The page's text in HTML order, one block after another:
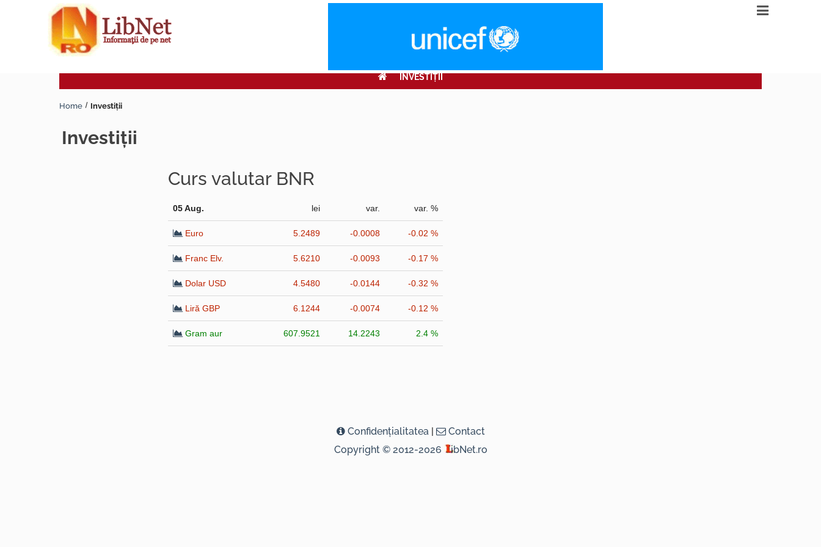
INVESTIŢII
Home Investiţii
investiţii
Curs valutar BNR
05 Aug. lei var. var. %
Euro 5.2489 -0.0008 -0.02 %
Franc Elv. 5.6210 -0.0093 -0.17 %
Dolar USD 4.5480 -0.0144 -0.32 %
Liră GBP 6.1244 -0.0074 -0.12 %
Gram aur 607.9521 14.2243 2.4 %
Confidenţialitatea |
Contact
Copyright © 2012-2026
ibNet.ro